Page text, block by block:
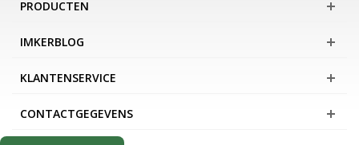
PRODUCTEN
IMKERBLOG
KLANTENSERVICE
CONTACTGEGEVENS